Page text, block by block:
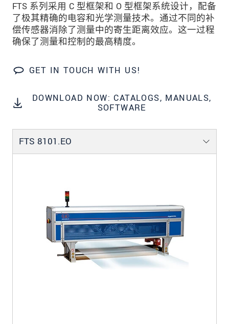
FTS 系列采用 C 型框架和 O 型框架系统设计，配备
了极其精确的电容和光学测量技术。通过不同的补
偿传感器消除了测量中的寄生距离效应。这一过程
确保了测量和控制的最高精度。
GET IN TOUCH WITH US!
DOWNLOAD NOW: CATALOGS, MANUALS,
SOFTWARE
FTS 8101.EO